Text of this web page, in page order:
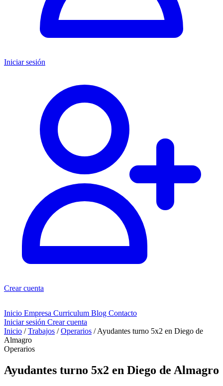
Iniciar sesión
Crear cuenta
Inicio Empresa Curriculum Blog Contacto
Iniciar sesión Crear cuenta
Inicio / Trabajos / Operarios / Ayudantes turno 5x2 en Diego de
Almagro
Operarios
Ayudantes turno 5x2 en Diego de Almagro